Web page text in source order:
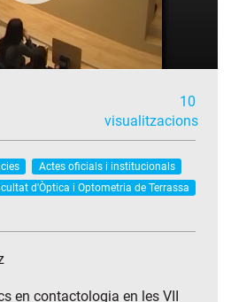
10
visualitzacions
Actes oficials i institucionals
d'Òptica i Optometria de Terrassa
en contactologia en les VII